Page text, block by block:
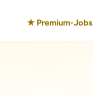
★ Premium-Jobs